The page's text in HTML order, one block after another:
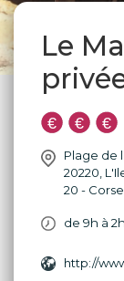
Le
Plage de
20220,
20 - Corse
de 9h à 2h
http://